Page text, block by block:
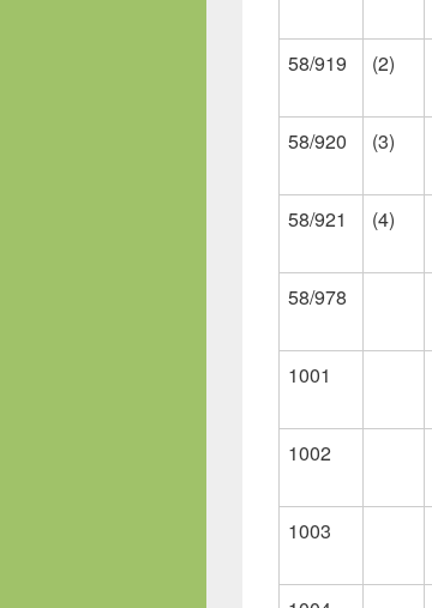
58/919
(2)
58/920
(3)
58/921
(4)
58/978
1001
1002
1003